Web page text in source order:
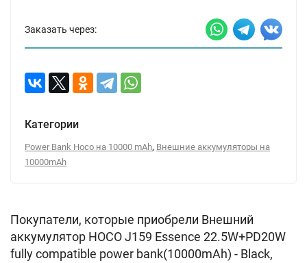
Заказать через:
Категории
Power Bank Hoco на 10000 mAh, Внешние аккумуляторы на
10000mAh
Покупатели, которые приобрели Внешний
аккумулятор HOCO J159 Essence 22.5W+PD20W
fully compatible power bank(10000mAh) - Black,